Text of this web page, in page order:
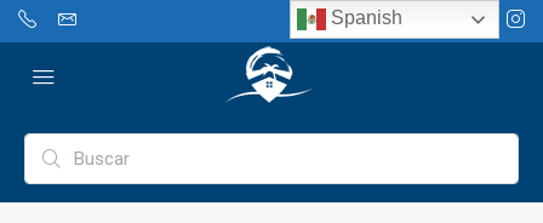
Spanish